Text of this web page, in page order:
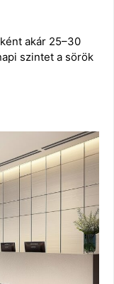
akár 25–30
szintet a sörök